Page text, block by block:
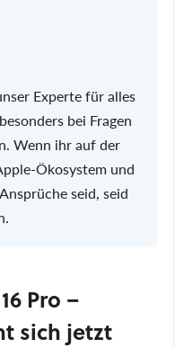
Experte für alles
bei Fragen
Wenn ihr auf der
Ökosystem und
seid, seid
Pro –
sich jetzt